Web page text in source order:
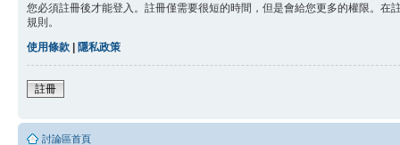
您必須註冊後才能登入。註冊僅需要很短的時間，但是會給您更多的權限。
規則。
使用條款 | 隱私政策
註冊
討論區首頁